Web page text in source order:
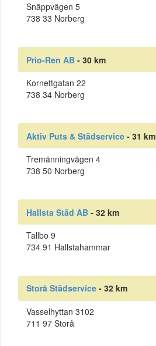
Snäppvägen 5
738 33 Norberg
Prio-Ren AB - 30 km
Kornettgatan 22
738 34 Norberg
Aktiv Puts & Städservice - 31 km
Tremänningvägen 4
738 50 Norberg
Hallsta Städ AB - 32 km
Tallbo 9
734 91 Hallstahammar
Storå Städservice - 32 km
Vasselhyttan 3102
711 97 Storå